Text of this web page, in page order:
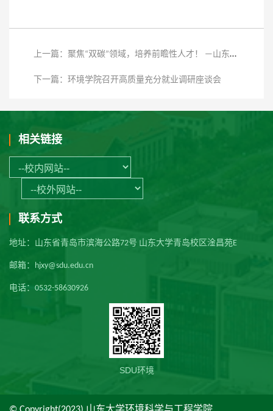
上一篇：聚焦“双碳”领域，培养前瞻性人才！ —山东大学碳中和未来技术学院正式获批
下一篇：环境学院召开高质量充分就业调研座谈会
相关链接
联系方式
地址：山东省青岛市滨海公路72号 山东大学青岛校区淦昌苑E
邮箱：hjxy@sdu.edu.cn
电话：0532-58630926
SDU环境